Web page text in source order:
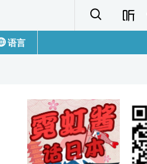
语言
Français